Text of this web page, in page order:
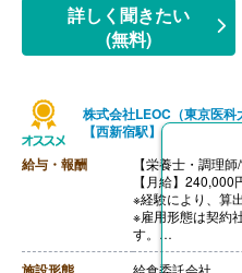
詳しく聞きたい
(無料)
株式会社LEOC（東京医
【西新宿駅】
給与・報酬
【栄養士・調理
【月給】240,000
※経験により、算
※雇用形態は契約
す。
※モデル年収
・管理栄養士・栄
給食委託会社